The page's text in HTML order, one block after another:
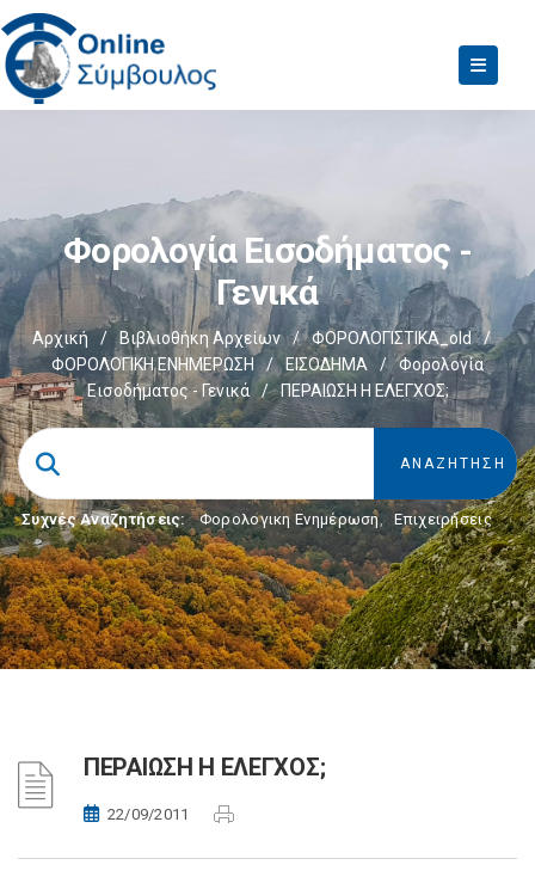
Φορολογία Εισοδήματος -
Γενικά
Αρχική / Βιβλιοθήκη Αρχείων / ΦΟΡΟΛΟΓΙΣΤΙΚΑ_old
/
ΦΟΡΟΛΟΓΙΚΗ ΕΝΗΜΕΡΩΣΗ
/ ΕΙΣΟΔΗΜΑ /
Φορολογία
Εισοδήματος - Γενικά
/ ΠΕΡΑΙΩΣΗ Η ΕΛΕΓΧΟΣ;
Συχνές Αναζητήσεις: Φορολογικη Ενημέρωση, Επιχειρήσεις
ΠΕΡΑΙΩΣΗ Η ΕΛΕΓΧΟΣ;
22/09/2011